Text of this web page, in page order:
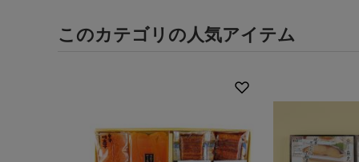
このカテゴリの人気アイテム